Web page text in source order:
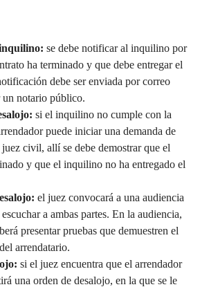
se debe notificar al inquilino por
ha terminado y que debe entregar el
debe ser enviada por correo
notario público.
si el inquilino no cumple con la
puede iniciar una demanda de
civil, allí se debe demostrar que el
y que el inquilino no ha entregado el
el juez convocará a una audiencia
a ambas partes. En la audiencia,
presentar pruebas que demuestren el
del arrendatario.
si el juez encuentra que el arrendador
una orden de desalojo, en la que se le